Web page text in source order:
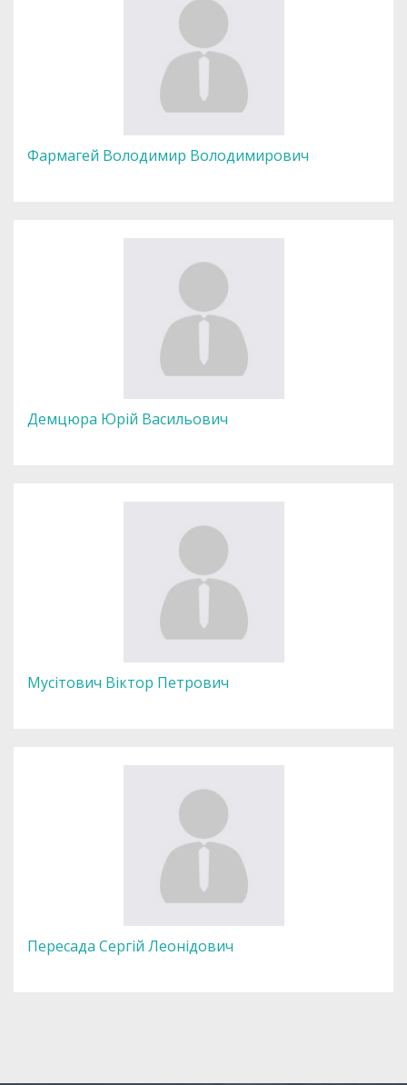
Фармагей Володимир Володимирович
Демцюра Юрій Васильович
Мусітович Віктор Петрович
Пересада Сергій Леонідович